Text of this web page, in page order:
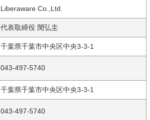
Liberaware Co.,Ltd.
代表取締役 閔弘圭
千葉県千葉市中央区中央3-3-1
043-497-5740
千葉県千葉市中央区中央3-3-1
043-497-5740